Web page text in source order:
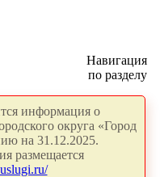
Навигация
по разделу
информация о
округа «Город
на 31.12.2025.
размещается